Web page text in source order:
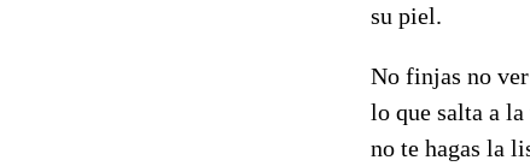
su piel.
No finjas no ver
lo que salta a la
no te hagas la